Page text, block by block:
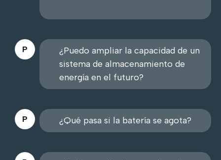
¿Puedo ampliar la capacidad de un
sistema de almacenamiento de
energía en el futuro?
¿Qué pasa si la batería se agota?